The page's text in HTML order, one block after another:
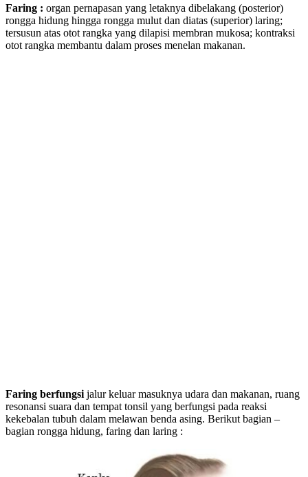
Faring : organ pernapasan yang letaknya dibelakang (posterior)
rongga hidung hingga rongga mulut dan diatas (superior) laring;
tersusun atas otot rangka yang dilapisi membran mukosa; kontraksi
otot rangka membantu dalam proses menelan makanan.
Faring berfungsi jalur keluar masuknya udara dan makanan, ruang
resonansi suara dan tempat tonsil yang berfungsi pada reaksi
kekebalan tubuh dalam melawan benda asing. Berikut bagian –
bagian rongga hidung, faring dan laring :